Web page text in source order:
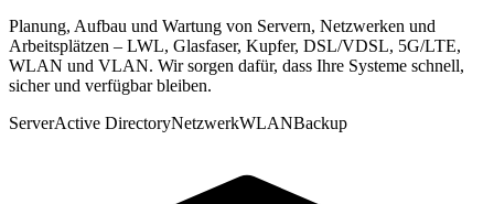
Planung, Aufbau und Wartung von Servern, Netzwerken und
Arbeitsplätzen – LWL, Glasfaser, Kupfer, DSL/VDSL, 5G/LTE,
WLAN und VLAN. Wir sorgen dafür, dass Ihre Systeme schnell,
sicher und verfügbar bleiben.
ServerActive DirectoryNetzwerkWLANBackup